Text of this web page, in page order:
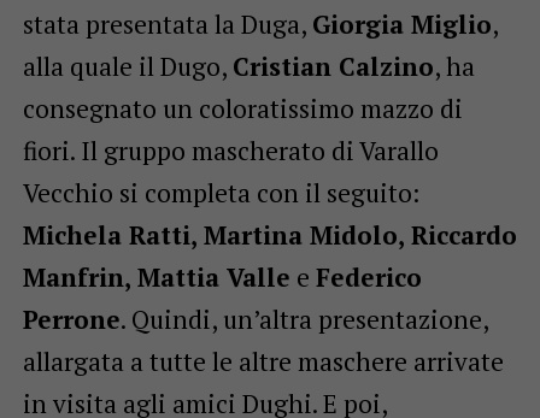
stata presentata la Duga, Giorgia Miglio,
alla quale il Dugo, Cristian Calzino, ha
consegnato un coloratissimo mazzo di
fiori. Il gruppo mascherato di Varallo
Vecchio si completa con il seguito:
Michela Ratti, Martina Midolo, Riccardo
Manfrin, Mattia Valle e Federico
Perrone. Quindi, un’altra presentazione,
allargata a tutte le altre maschere arrivate
in visita agli amici Dughi. E poi,